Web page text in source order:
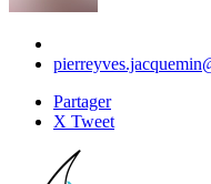
Partager
X Tweet